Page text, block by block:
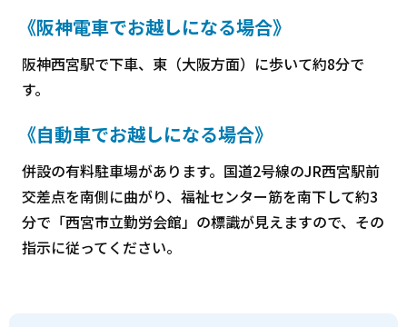
《阪神電車でお越しになる場合》
阪神西宮駅で下車、東（大阪方面）に歩いて約8分で
す。
《自動車でお越しになる場合》
併設の有料駐車場があります。国道2号線のJR西宮駅前
交差点を南側に曲がり、福祉センター筋を南下して約3
分で「西宮市立勤労会館」の標識が見えますので、その
指示に従ってください。